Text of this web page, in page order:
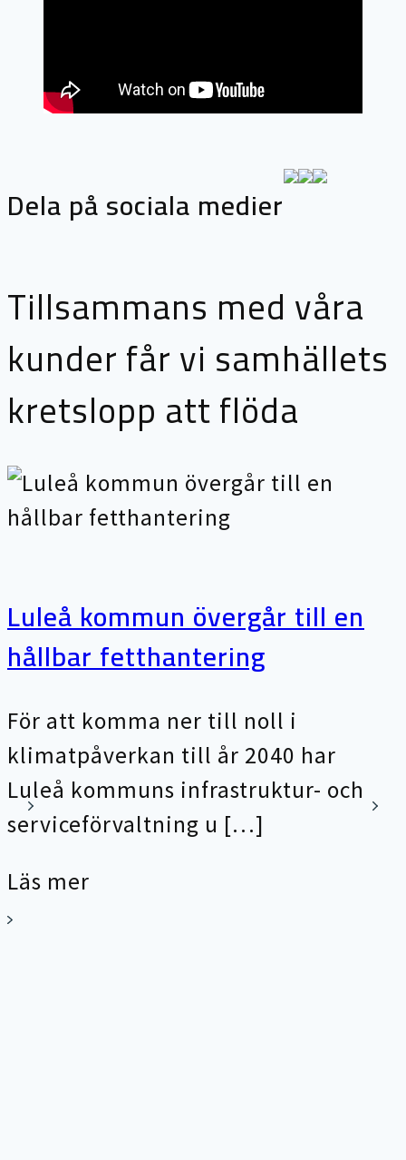
Dela på sociala medier
Tillsammans med våra
kunder får vi samhällets
kretslopp att flöda
Luleå kommun övergår till en
hållbar fetthantering
För att komma ner till noll i
klimatpåverkan till år 2040 har
Luleå kommuns infrastruktur- och
serviceförvaltning u […]
Läs mer